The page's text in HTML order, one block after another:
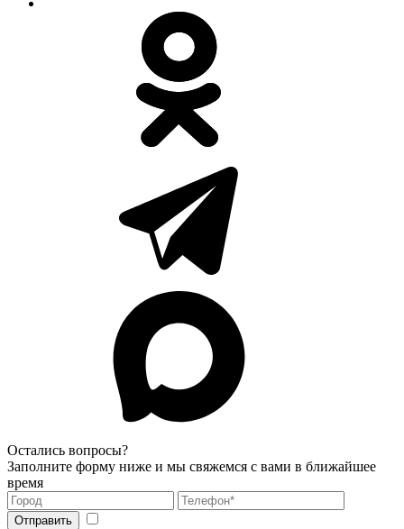
Остались вопросы?
Заполните форму ниже и мы свяжемся с вами в ближайшее
время